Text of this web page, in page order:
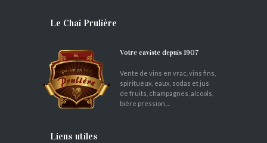
Le Chai Prulière
Votre caviste depuis 1907
Vente de vins en vrac, vins fins,
spiritueux, eaux, sodas et jus
de fruits, champagnes, alcools,
bière pression,...
Liens utiles